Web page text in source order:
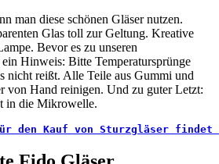
man diese schönen Gläser nutzen.
Glas toll zur Geltung. Kreative
Bevor es zu unseren
Hinweis: Bitte Temperatursprünge
nicht reißt. Alle Teile aus Gummi und
von Hand reinigen. Und zu guter Letzt:
in die Mikrowelle.
den Kauf von Sturzgläser